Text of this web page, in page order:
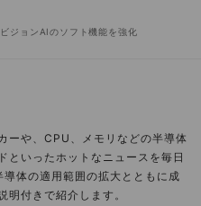
ジョンAIのソフト機能を強化
ーや、CPU、メモリなどの半導体
といったホットなニュースを毎日
体の適用範囲の拡大とともに成
明付きで紹介します。